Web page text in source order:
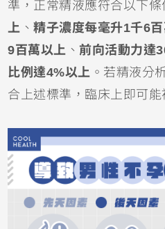
準，正常精液應符合以下條
上 、精子濃度每毫升1千6
9百萬以上 、前向活動力達
比例達4%以上 。若精液分
合上述標準，臨床上即可能